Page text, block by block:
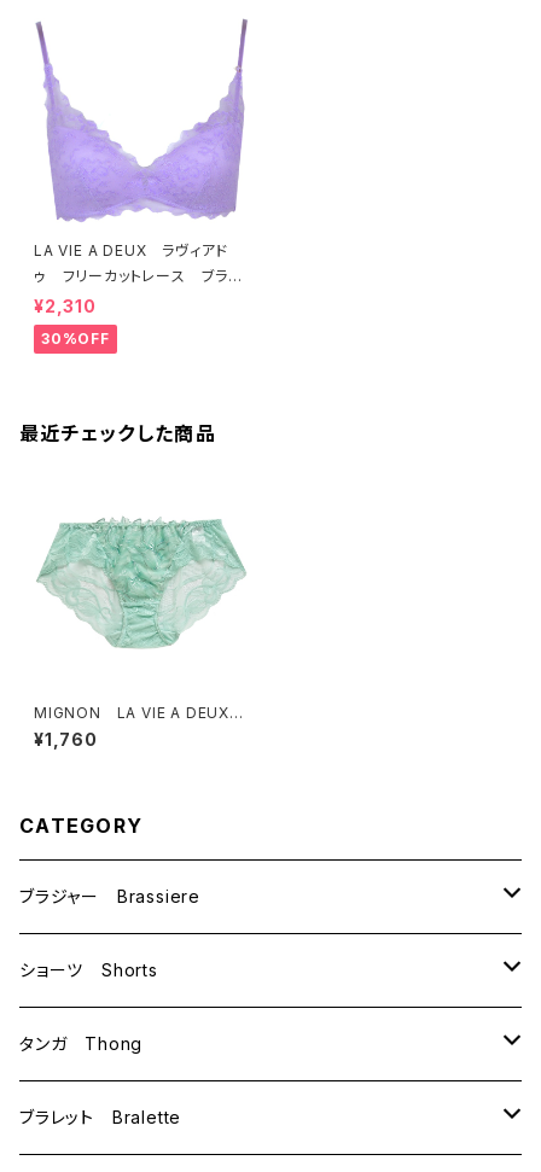
LA VIE A DEUX ラヴィアド
ゥ フリーカットレース ブラレ
ット ソフトブラ（ラベンダー）22
463 SALE 送料無料
¥2,310
30%OFF
最近チェックした商品
MIGNON LA VIE A DEUX
ミニョン ラヴィアドゥ ル・ペタ
ル ショーツ（シーグリーン）Ｍ
¥1,760
CATEGORY
ブラジャー Brassiere
B70
B75
C65
ショーツ Shorts
M
L
タンガ Thong
M
ブラレット Bralette